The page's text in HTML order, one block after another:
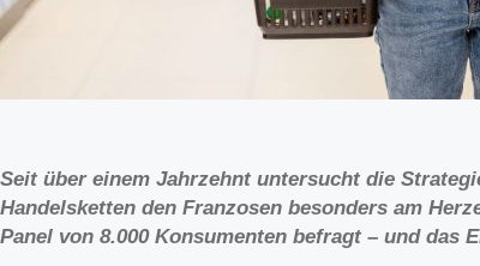
Seit über einem Jahrzehnt untersucht die
Handelsketten den Franzosen besonders am
Panel von 8.000 Konsumenten befragt – und das